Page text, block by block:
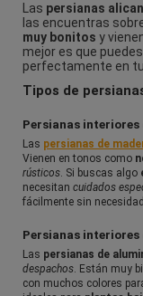
Las persianas
las encuentras
muy bonitos y
mejor es que puedes
perfectamente en
Tipos de
Persianas interiores
Las persianas de
Vienen en tonos como
rústicos . Si buscas algo
necesitan cuidados
fácilmente sin
Persianas interiores
Las persianas de
despachos . Están muy
con muchos colores